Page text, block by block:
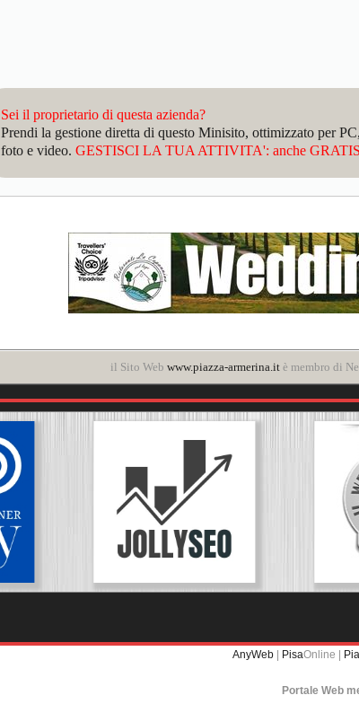
Sei il proprietario di questa azienda?
Prendi la gestione diretta di questo Minisito, ottimizzato per
foto e video. GESTISCI LA TUA ATTIVITA': anche
il Sito Web www.piazza-armerina.itè membro di
AnyWeb | PisaOnline |
Portale Web